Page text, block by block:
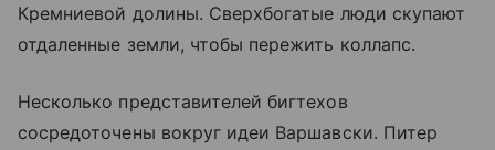
Кремниевой долины. Сверхбогатые люди скупают
отдаленные земли, чтобы пережить коллапс.
Несколько представителей бигтехов
сосредоточены вокруг идеи Варшавски. Питер